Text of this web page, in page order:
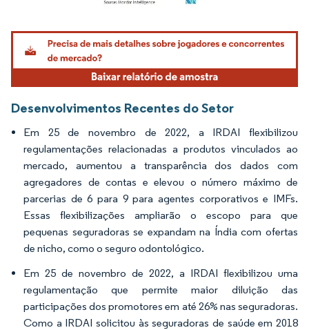
Imagem © Mordor Intelligence. O reuso requer atribuição conforme CC BY 4.0.
Desenvolvimentos Recentes do Setor
Em 25 de novembro de 2022, a IRDAI flexibilizou
regulamentações relacionadas a produtos vinculados ao
mercado, aumentou a transparência dos dados com
agregadores de contas e elevou o número máximo de
parcerias de 6 para 9 para agentes corporativos e IMFs.
Essas flexibilizações ampliarão o escopo para que
pequenas seguradoras se expandam na Índia com ofertas
de nicho, como o seguro odontológico.
Em 25 de novembro de 2022, a IRDAI flexibilizou uma
regulamentação que permite maior diluição das
participações dos promotores em até 26% nas seguradoras.
Como a IRDAI solicitou às seguradoras de saúde em 2018